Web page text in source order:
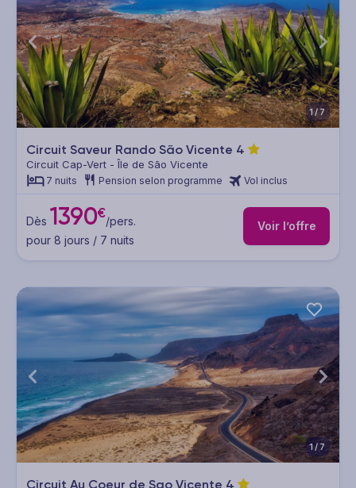
1/7
Circuit Saveur Rando São Vicente 4
Circuit Cap-Vert - Île de São Vicente
7 nuits Pension selon programme Vol inclus
Dès 1390€/pers.
pour 8 jours / 7 nuits
Voir l’offre
1/7
Circuit Au Coeur de Sao Vicente 4